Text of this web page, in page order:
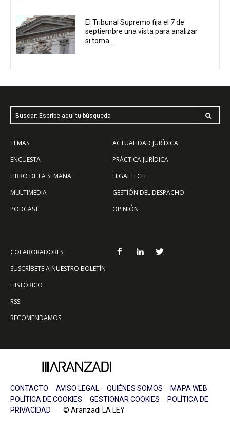
El Tribunal Supremo fija el 7 de
septiembre una vista para analizar
si toma...
Buscar: Escribe aquí tu búsqueda
TEMAS
ENCUESTA
LIBRO DE LA SEMANA
MULTIMEDIA
PODCAST
ACTUALIDAD JURÍDICA
PRÁCTICA JURÍDICA
LEGALTECH
GESTIÓN DEL DESPACHO
OPINIÓN
COLABORADORES
SUSCRÍBETE A NUESTRO BOLETÍN
HISTÓRICO
RSS
RECOMENDAMOS
CONTACTO AVISO LEGAL QUIÉNES SOMOS
MAPA WEB
POLÍTICA DE COOKIES
GESTIONAR COOKIES
POLÍTICA DE
PRIVACIDAD © Aranzadi LA LEY